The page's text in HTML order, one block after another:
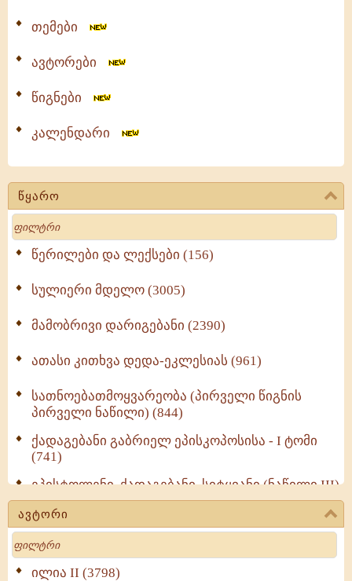
თემები
ავტორები
წიგნები
კალენდარი
წყარო
Search
წერილები და ლექსები (156)
სულიერი მდელო (3005)
მამობრივი დარიგებანი (2390)
ათასი კითხვა დედა-ეკლესიას (961)
სათნოებათმოყვარეობა (პირველი წიგნის
პირველი ნაწილი) (844)
ქადაგებანი გაბრიელ ეპისკოპოსისა - I ტომი
(741)
ეპისტოლენი, ქადაგებანი, სიტყვანი (ნაწილი III)
(723)
მოძღვრის ძალზე სასარგებლო რჩევები
მრევლისათვის (545)
Wisdomge (514)
ავტორი
Search
ილია II (3798)